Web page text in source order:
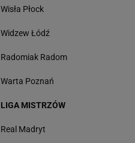
Wisła Płock
Widzew Łódź
Radomiak Radom
Warta Poznań
LIGA MISTRZÓW
Real Madryt